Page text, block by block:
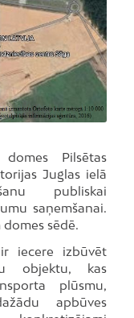
Pilsētas
Juglas ielā
publiskai
saņemšanai.
sēdē.
iecere izbūvēt
objektu, kas
plūsmu,
apbūves